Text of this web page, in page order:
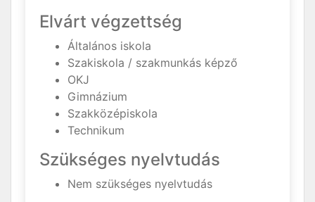
Elvárt végzettség
Általános iskola
Szakiskola / szakmunkás képző
OKJ
Gimnázium
Szakközépiskola
Technikum
Szükséges nyelvtudás
Nem szükséges nyelvtudás